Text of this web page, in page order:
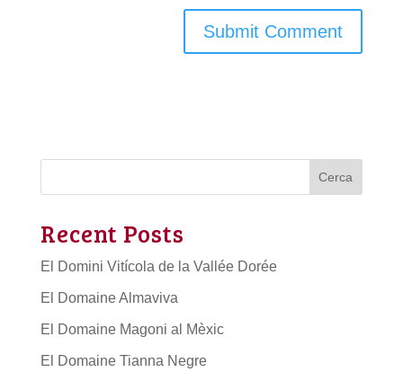
Cerca
Recent Posts
El Domini Vitícola de la Vallée Dorée
El Domaine Almaviva
El Domaine Magoni al Mèxic
El Domaine Tianna Negre